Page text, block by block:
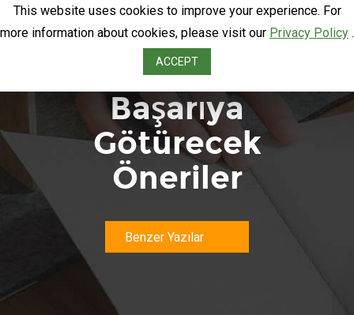
SMS Kampanyanızı
Başarıya
Götürecek
Öneriler
Benzer Yazılar
This website uses cookies to improve your experience. For
more information about cookies, please visit our Privacy Policy .
ACCEPT